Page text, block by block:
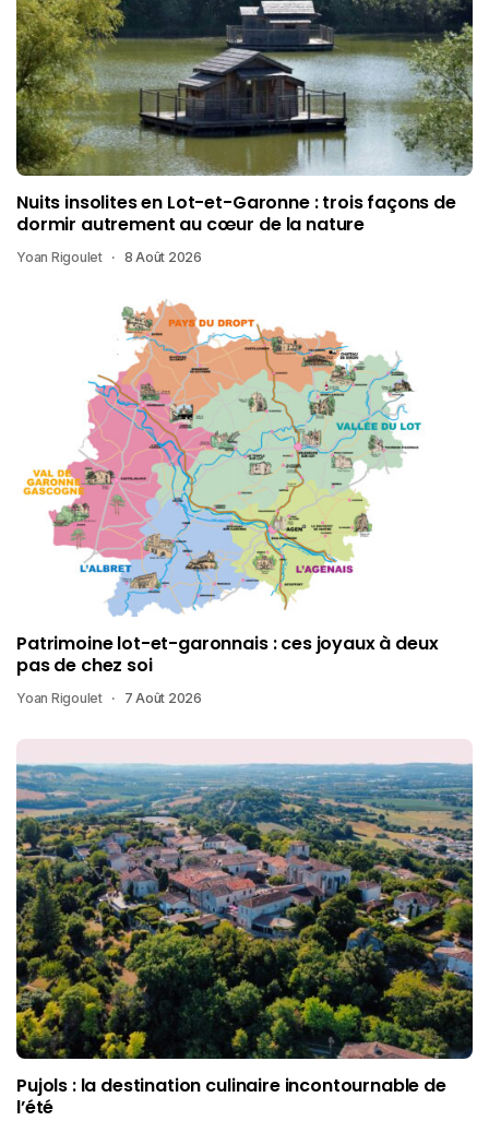
Nuits insolites en Lot-et-Garonne : trois façons de
dormir autrement au cœur de la nature
Yoan Rigoulet 8 Août 2026
Patrimoine lot-et-garonnais : ces joyaux à deux
pas de chez soi
Yoan Rigoulet 7 Août 2026
Pujols : la destination culinaire incontournable de
l’été